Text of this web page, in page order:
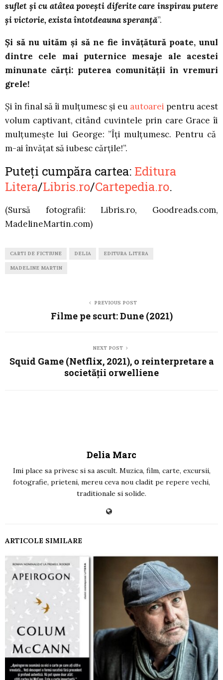
suflet și cu atâtea povești diferite care inspirau putere
și victorie, exista întotdeauna speranță”.
Și să nu uităm și să ne fie învățătură poate, unul
dintre cele mai puternice mesaje ale acestei
minunate cărți: puterea comunității în vremuri
grele!
Și în final să îi mulțumesc și eu autoarei pentru acest
volum captivant, citând cuvintele prin care Grace îi
mulțumește lui George: ”Îți mulțumesc. Pentru că
m-ai învățat să iubesc cărțile!”.
Puteți cumpăra cartea: Editura
Litera/Libris.ro/Cartepedia.ro.
(Sursă fotografii: Libris.ro, Goodreads.com,
MadelineMartin.com)
CARTI DE FICTIUNE DELIA EDITURA LITERA
MADELINE MARTIN
PREVIOUS POST
Filme pe scurt: Dune (2021)
NEXT POST
Squid Game (Netflix, 2021), o reinterpretare a
societății orwelliene
Delia Marc
Imi place sa privesc si sa ascult. Muzica, film, carte, excursii,
fotografie, prieteni, mereu ceva nou cladit pe repere vechi,
traditionale si solide.
ARTICOLE SIMILARE